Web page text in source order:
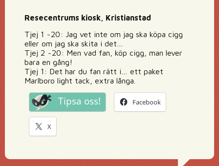
Resecentrums kiosk, Kristianstad
Tjej 1 ~20: Jag vet inte om jag ska köpa cigg
eller om jag ska skita i det…
Tjej 2 ~20: Men vad fan, köp cigg, man lever
bara en gång!
Tjej 1: Det har du fan rätt i… ett paket
Marlboro light tack, extra långa.
Tipsa oss! Facebook
X